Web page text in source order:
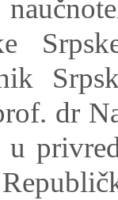
dr
u